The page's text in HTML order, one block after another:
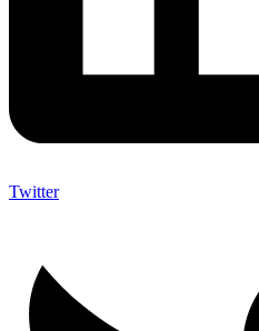
Twitter